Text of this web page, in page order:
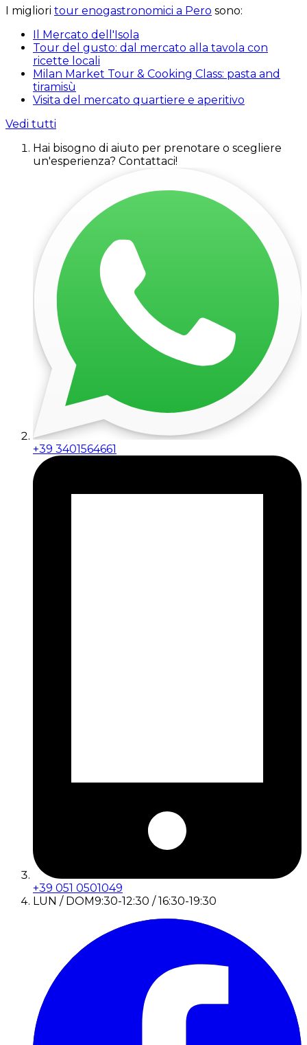
I migliori tour enogastronomici a Pero sono:
Il Mercato dell'Isola
Tour del gusto: dal mercato alla tavola con
ricette locali
Milan Market Tour & Cooking Class: pasta and
tiramisù
Visita del mercato quartiere e aperitivo
Vedi tutti
Hai bisogno di aiuto per prenotare o scegliere
un'esperienza? Contattaci!
+39 3401564661
+39 051 0501049
LUN / DOM9:30-12:30 / 16:30-19:30